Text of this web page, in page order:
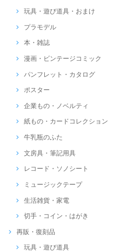
玩具・遊び道具・おまけ
プラモデル
本・雑誌
漫画・ビンテージコミック
パンフレット・カタログ
ポスター
企業もの・ノベルティ
紙もの・カードコレクション
牛乳瓶のふた
文房具・筆記用具
レコード・ソノシート
ミュージックテープ
生活雑貨・家電
切手・コイン・はがき
再販・復刻品
玩具・遊び道具